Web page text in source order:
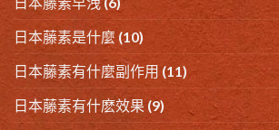
日本藤素是什麼 (10)
日本藤素有什麼副作用 (11)
日本藤素有什麽效果 (9)